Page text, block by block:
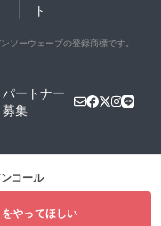
ト
ソーウェーブの登録商標です。
パートナー
募集
コール
やってほしい